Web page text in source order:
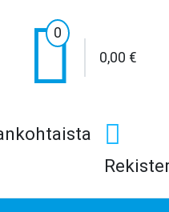

0
0,00 €